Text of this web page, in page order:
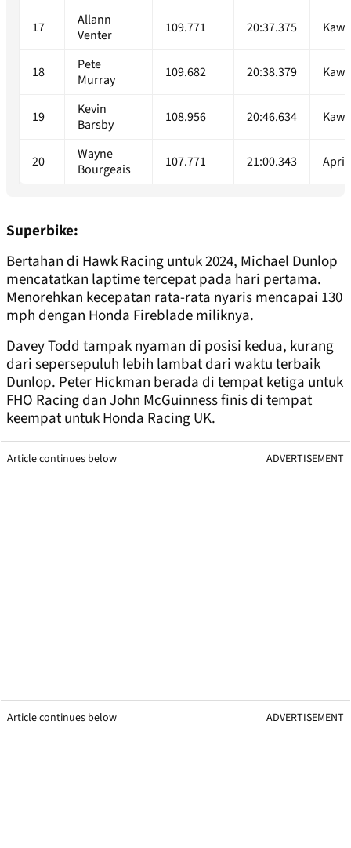
17
Allann
Venter
109.771 20:37.375
18
Pete
Murray
109.682 20:38.379
19
Kevin
Barsby
108.956 20:46.634
20
Wayne
Bourgeais
107.771 21:00.343
Superbike:
Bertahan di Hawk Racing untuk 2024, Michael Dunlop
mencatatkan laptime tercepat pada hari pertama.
Menorehkan kecepatan rata-rata nyaris mencapai 130
mph dengan Honda Fireblade miliknya.
Davey Todd tampak nyaman di posisi kedua, kurang
dari sepersepuluh lebih lambat dari waktu terbaik
Dunlop. Peter Hickman berada di tempat ketiga untuk
FHO Racing dan John McGuinness finis di tempat
keempat untuk Honda Racing UK.
Article continues below ADVERTISEMENT
Article continues below ADVERTISEMENT